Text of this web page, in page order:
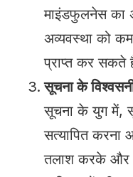
माइंडफुलनेस का
अव्यवस्था को
प्राप्त कर सकते
सूचना के
सूचना के युग में,
सत्यापित करना
तलाश करके और